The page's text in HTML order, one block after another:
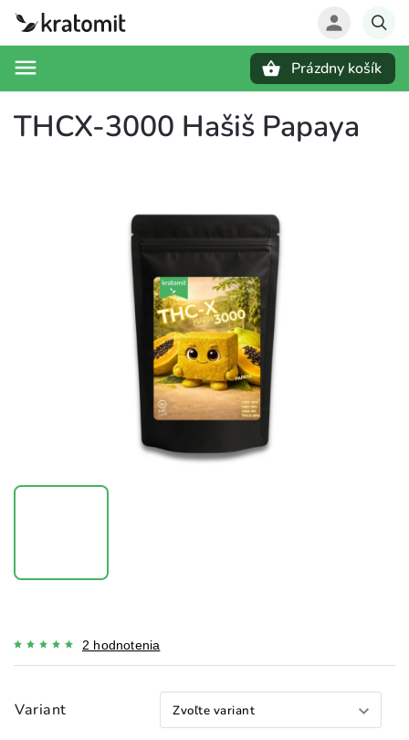
Prázdny košík
THCX-3000 Hašiš Papaya
2 hodnotenia
Variant